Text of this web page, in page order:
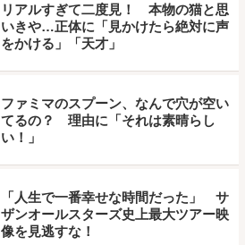
リアルすぎて二度見！ 本物の猫と思
いきや…正体に「見かけたら絶対に声
をかける」「天才」
ファミマのスプーン、なんで穴が空い
てるの？ 理由に「それは素晴らし
い！」
「人生で一番幸せな時間だった」 サ
ザンオールスターズ史上最大ツアー映
像を見逃すな！